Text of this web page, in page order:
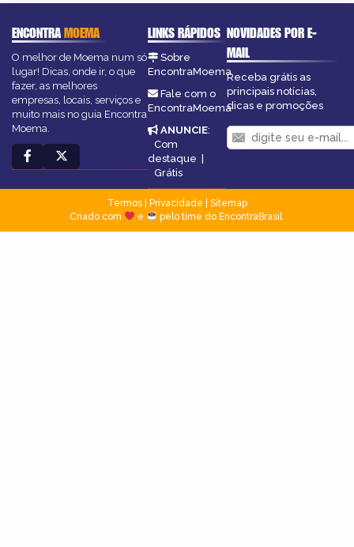
ENCONTRAMOEMA
O melhor de Moema num só
lugar! Dicas, onde ir, o que
fazer, as melhores
empresas, locais, serviços e
muito mais no guia Encontra
Moema.
LINKS RÁPIDOS
Sobre
EncontraMoema
Fale com o
EncontraMoema
ANUNCIE:
Com
destaque
Grátis
NOVIDADES POR E-
MAIL
Receba grátis as
principais notícias,
dicas e promoções
Termos| Privacidade
Sitemap
Criado com
e pelo time do EncontraBrasil